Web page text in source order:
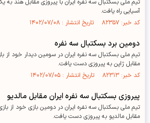
تیم ملی بسکتبال سه نفره ایران با پیروزی مقابل هند به
آسیایی راه یافت‌.
کد خبر: ۸۲۳۵۷ تاریخ انتشار : ۱۴۰۲/۰۷/۰۸
دومین برد بسکتبال سه نفره
مقابل ژاپن به پیروزی دست یافت.
کد خبر: ۸۲۳۱۳ تاریخ انتشار : ۱۴۰۲/۰۷/۰۵
پیروزی بسکتبال سه نفره ایران مقابل مالدیو
مقابل مالدیو به پیروزی دست یافت.